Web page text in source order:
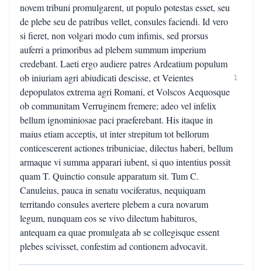
novem tribuni promulgarent, ut populo potestas esset, seu
de plebe seu de patribus vellet, consules faciendi. Id vero
si fieret, non volgari modo cum infimis, sed prorsus
auferri a primoribus ad plebem summum imperium
credebant. Laeti ergo audiere patres Ardeatium populum
ob iniuriam agri abiudicati descisse, et Veientes
depopulatos extrema agri Romani, et Volscos Aequosque
ob communitam Verruginem fremere; adeo vel infelix
bellum ignominiosae paci praeferebant. His itaque in
maius etiam acceptis, ut inter strepitum tot bellorum
conticescerent actiones tribuniciae, dilectus haberi, bellum
armaque vi summa apparari iubent, si quo intentius possit
quam T. Quinctio consule apparatum sit. Tum C.
Canuleius, pauca in senatu vociferatus, nequiquam
territando consules avertere plebem a cura novarum
legum, nunquam eos se vivo dilectum habituros,
antequam ea quae promulgata ab se collegisque essent
plebes scivisset, confestim ad contionem advocavit.
1